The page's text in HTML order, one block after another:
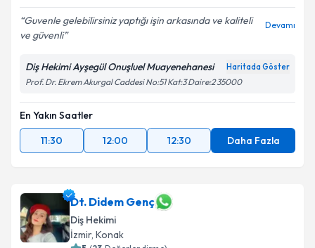
Guvenle gelebilirsiniz yaptığı işin arkasında ve kaliteli
ve güvenli
Devamı
Diş Hekimi Ayşegül Onuşluel Muayenehanesi Haritada Göster
Prof. Dr. Ekrem Akurgal Caddesi No:51 Kat:3 Daire:2 35000
En Yakın Saatler
11:30
12:00 12:30 Daha Fazla
Dt. Didem Genç
Diş Hekimi
İzmir, Konak